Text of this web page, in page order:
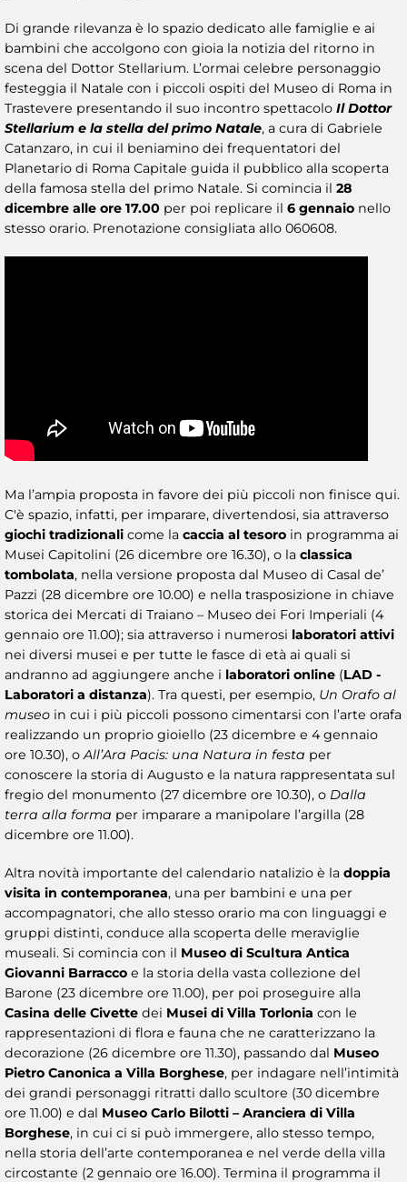
Di grande rilevanza è lo spazio dedicato alle famiglie e ai
bambini che accolgono con gioia la notizia del ritorno in
scena del Dottor Stellarium. L’ormai celebre personaggio
festeggia il Natale con i piccoli ospiti del Museo di Roma in
Trastevere presentando il suo incontro spettacolo Il Dottor
Stellarium e la stella del primo Natale, a cura di Gabriele
Catanzaro, in cui il beniamino dei frequentatori del
Planetario di Roma Capitale guida il pubblico alla scoperta
della famosa stella del primo Natale. Si comincia il 28
dicembre alle ore 17.00 per poi replicare il 6 gennaio nello
stesso orario. Prenotazione consigliata allo 060608.
Ma l’ampia proposta in favore dei più piccoli non finisce qui.
C'è spazio, infatti, per imparare, divertendosi, sia attraverso
giochi tradizionali come la caccia al tesoro in programma ai
Musei Capitolini (26 dicembre ore 16.30), o la classica
tombolata, nella versione proposta dal Museo di Casal de’
Pazzi (28 dicembre ore 10.00) e nella trasposizione in chiave
storica dei Mercati di Traiano – Museo dei Fori Imperiali (4
gennaio ore 11.00); sia attraverso i numerosi laboratori attivi
nei diversi musei e per tutte le fasce di età ai quali si
andranno ad aggiungere anche i laboratori online (LAD -
Laboratori a distanza). Tra questi, per esempio, Un Orafo al
museo in cui i più piccoli possono cimentarsi con l’arte orafa
realizzando un proprio gioiello (23 dicembre e 4 gennaio
ore 10.30), oAll’Ara Pacis: una Natura in festa per
conoscere la storia di Augusto e la natura rappresentata sul
fregio del monumento (27 dicembre ore 10.30), o Dalla
terra alla forma per imparare a manipolare l’argilla (28
dicembre ore 11.00).
Altra novità importante del calendario natalizio è la doppia
visita in contemporanea, una per bambini e una per
accompagnatori, che allo stesso orario ma con linguaggi e
gruppi distinti, conduce alla scoperta delle meraviglie
museali. Si comincia con il Museo di Scultura Antica
Giovanni Barracco e la storia della vasta collezione del
Barone (23 dicembre ore 11.00), per poi proseguire alla
Casina delle Civette dei Musei di Villa Torlonia con le
rappresentazioni di flora e fauna che ne caratterizzano la
decorazione (26 dicembre ore 11.30), passando dal Museo
Pietro Canonica a Villa Borghese, per indagare nell’intimità
dei grandi personaggi ritratti dallo scultore (30 dicembre
ore 11.00) e dal Museo Carlo Bilotti – Aranciera di Villa
Borghese, in cui ci si può immergere, allo stesso tempo,
nella storia dell’arte contemporanea e nel verde della villa
circostante (2 gennaio ore 16.00). Termina il programma il